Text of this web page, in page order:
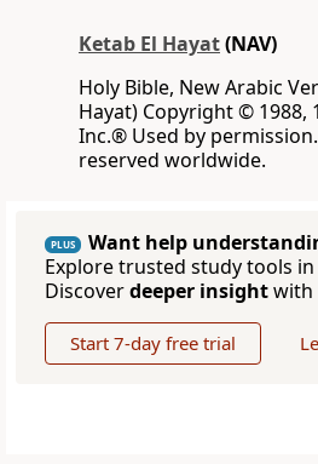
Ketab El Hayat(NAV)
Holy Bible, New Arabic
Hayat) Copyright © 1988,
Inc.® Used by
reserved worldwide.
PLUS
Want help
Explore trusted study tools
Discoverdeeper insightwith
Start 7-day free trial